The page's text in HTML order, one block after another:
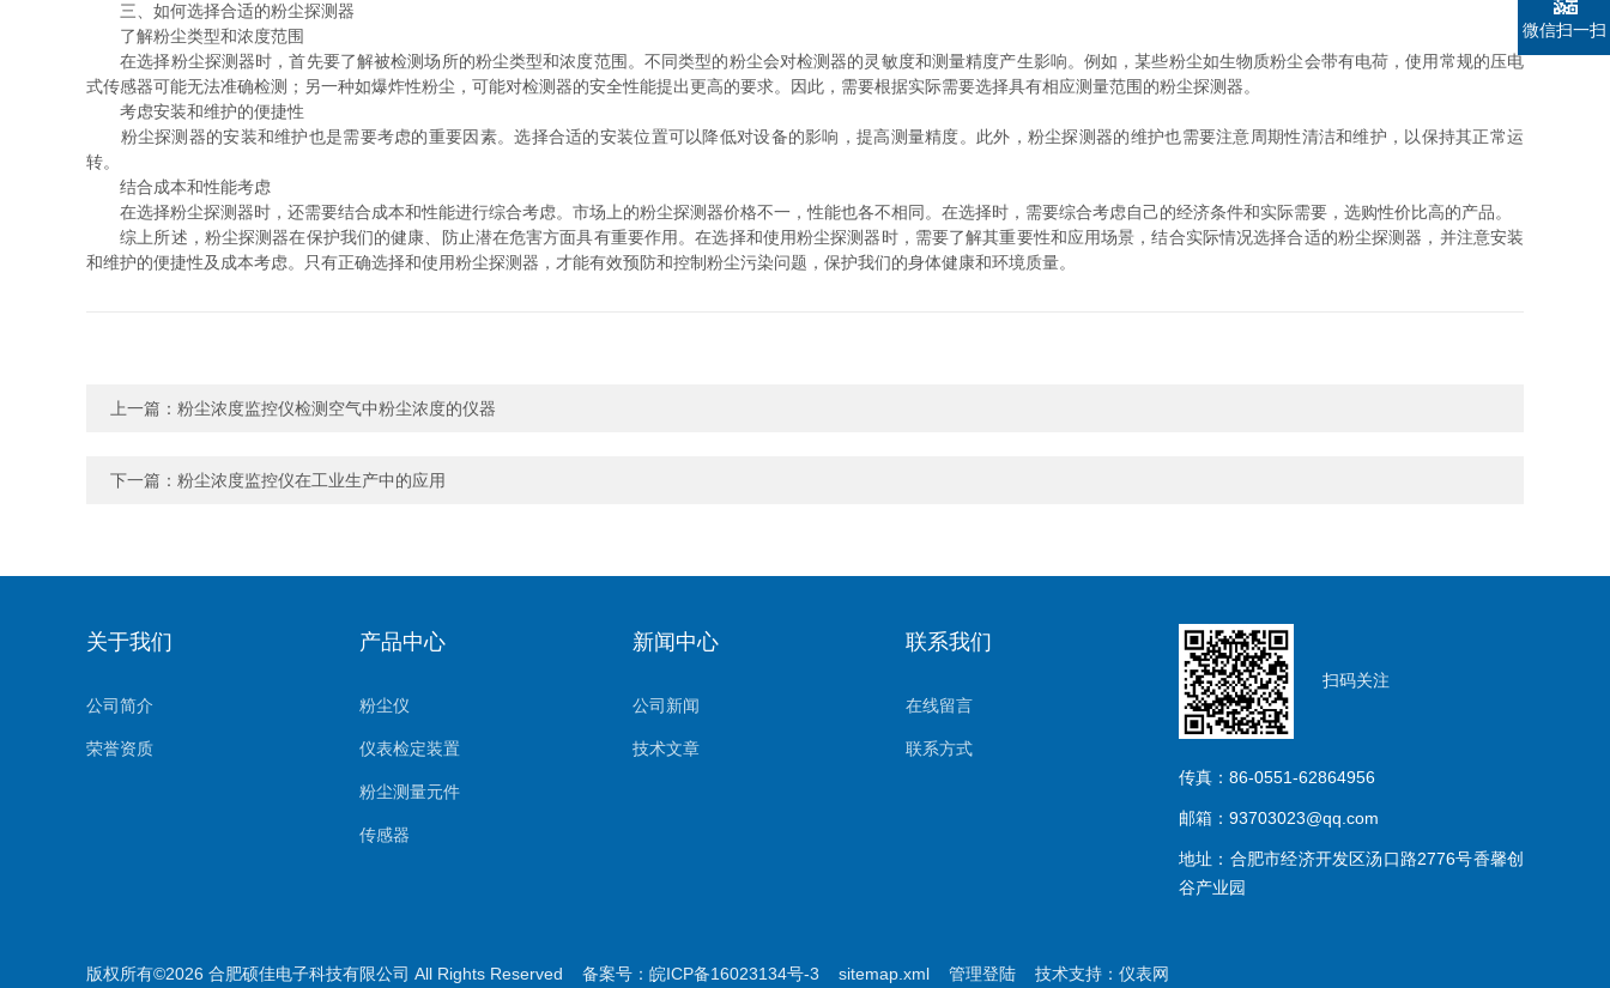
三、如何选择合适的粉尘探测器
了解粉尘类型和浓度范围
在选择粉尘探测器时，首先要了解被检测场所的粉尘类型和浓度范围。不同类型的粉尘会对检测器的灵敏度和测量精度产生影响。例如，某些粉尘如生物质粉尘会带有电荷，使用常规的压电
式传感器可能无法准确检测；另一种如爆炸性粉尘，可能对检测器的安全性能提出更高的要求。因此，需要根据实际需要选择具有相应测量范围的粉尘探测器。
考虑安装和维护的便捷性
粉尘探测器的安装和维护也是需要考虑的重要因素。选择合适的安装位置可以降低对设备的影响，提高测量精度。此外，粉尘探测器的维护也需要注意周期性清洁和维护，以保持其正常运
转。
结合成本和性能考虑
在选择粉尘探测器时，还需要结合成本和性能进行综合考虑。市场上的粉尘探测器价格不一，性能也各不相同。在选择时，需要综合考虑自己的经济条件和实际需要，选购性价比高的产品。
综上所述，粉尘探测器在保护我们的健康、防止潜在危害方面具有重要作用。在选择和使用粉尘探测器时，需要了解其重要性和应用场景，结合实际情况选择合适的粉尘探测器，并注意安装
和维护的便捷性及成本考虑。只有正确选择和使用粉尘探测器，才能有效预防和控制粉尘污染问题，保护我们的身体健康和环境质量。
上一篇： 粉尘浓度监控仪检测空气中粉尘浓度的仪器
下一篇： 粉尘浓度监控仪在工业生产中的应用
关于我们
公司简介
荣誉资质
产品中心
粉尘仪
仪表检定装置
粉尘测量元件
传感器
气体检测仪
新闻中心
公司新闻
技术文章
联系我们
在线留言
联系方式
扫码关注
传真：86-0551-62864956
邮箱：93703023@qq.com
地址：合肥市经济开发区汤口路2776号香馨创
谷产业园
版权所有©2026 合肥硕佳电子科技有限公司 All Rights Reserved 备案号：皖ICP备16023134号-3 sitemap.xml 管理登陆 技术支持： 仪表网
微信扫一扫